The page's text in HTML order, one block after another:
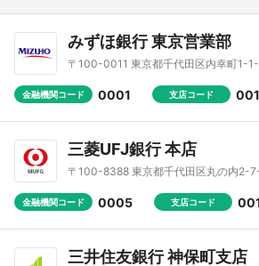
みずほ銀行 東京営業部
〒100-0011 東京都千代田区内幸町1-
金融機関コード 0001 支店コード 001
三菱UFJ銀行 本店
〒100-8388 東京都千代田区丸の内2-
金融機関コード 0005 支店コード
三井住友銀行 神保町支店